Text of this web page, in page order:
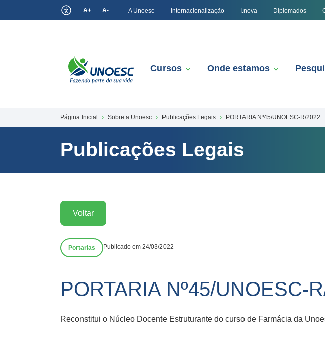
A+ A- A Unoesc Internacionalização I.nova Diplomados
Cursos Onde estamos
Página Inicial Sobre a Unoesc Publicações Legais PORTARIA Nº45/UNOESC-R/2022
Publicações Legais
Voltar
Portarias Publicado em 24/03/2022
PORTARIA Nº45/UNOESC-
Reconstitui o Núcleo Docente Estruturante do curso de Farmácia da